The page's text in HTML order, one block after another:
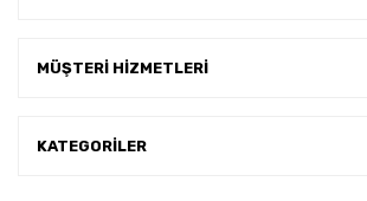
MÜŞTERİ HİZMETLERİ
KATEGORİLER